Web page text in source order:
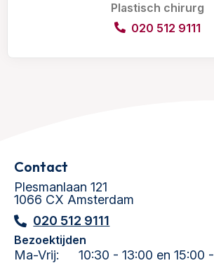
Plastisch chirurg
020 512 9111
Contact
Plesmanlaan 121
1066 CX Amsterdam
020 512 9111
Bezoektijden
Ma-Vrij:
10:30 - 13:00 en 15:00